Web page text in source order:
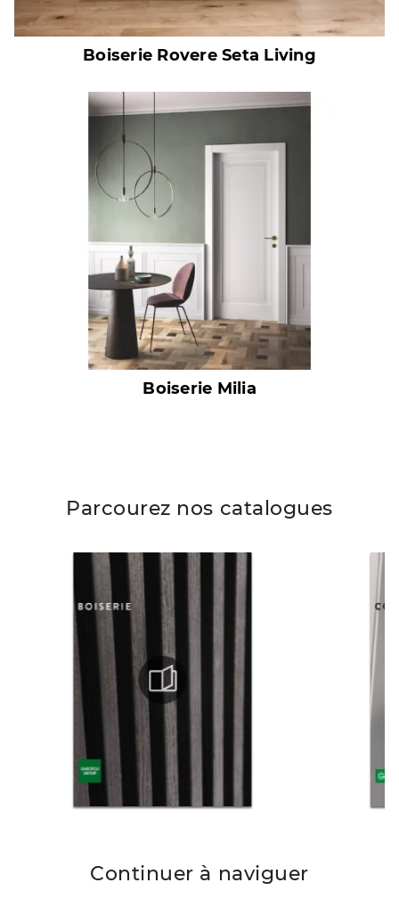
Boiserie Rovere Seta Living
Boiserie Milia
Parcourez nos catalogues
Continuer à naviguer